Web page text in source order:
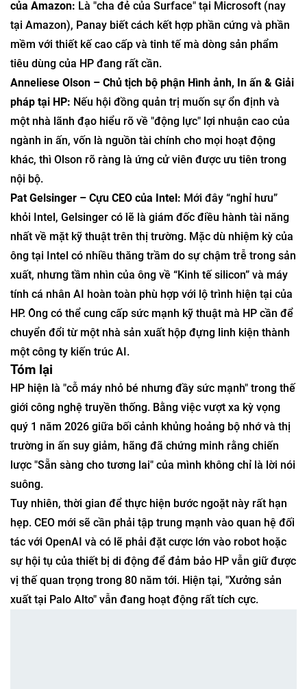
Hình ảnh do AI tạo ra
CEO tiếp theo của HP không chỉ cần là một chuyên gia kỳ
cựu trong lĩnh vực phần cứng; họ phải là người có tư duy
chiến lược về “nền tảng”. Dưới đây là ba ứng cử viên mà
Ủy ban Tìm kiếm nên xem xét:
Panos Panay – Phó Chủ tịch cấp cao, Thiết bị & Dịch vụ
của Amazon: Là "cha đẻ của Surface" tại Microsoft (nay
tại Amazon), Panay biết cách kết hợp phần cứng và phần
mềm với thiết kế cao cấp và tinh tế mà dòng sản phẩm
tiêu dùng của HP đang rất cần.
Anneliese Olson – Chủ tịch bộ phận Hình ảnh, In ấn & Giải
pháp tại HP:Nếu hội đồng quản trị muốn sự ổn định và
một nhà lãnh đạo hiểu rõ về "động lực" lợi nhuận cao của
ngành in ấn, vốn là nguồn tài chính cho mọi hoạt động
khác, thì Olson rõ ràng là ứng cử viên được ưu tiên trong
nội bộ.
Pat Gelsinger – Cựu CEO của Intel: Mới đây “nghỉ hưu”
khỏi Intel, Gelsinger có lẽ là giám đốc điều hành tài năng
nhất về mặt kỹ thuật trên thị trường. Mặc dù nhiệm kỳ của
ông tại Intel có nhiều thăng trầm do sự chậm trễ trong sản
xuất, nhưng tầm nhìn của ông về “Kinh tế silicon” và máy
tính cá nhân AI hoàn toàn phù hợp với lộ trình hiện tại của
HP. Ông có thể cung cấp sức mạnh kỹ thuật mà HP cần để
chuyển đổi từ một nhà sản xuất hộp đựng linh kiện thành
một công ty kiến ​​trúc AI.
Tóm lại
HP hiện là "cỗ máy nhỏ bé nhưng đầy sức mạnh" trong thế
giới công nghệ truyền thống. Bằng việc vượt xa kỳ vọng
quý 1 năm 2026 giữa bối cảnh khủng hoảng bộ nhớ và thị
trường in ấn suy giảm, hãng đã chứng minh rằng chiến
lược "Sẵn sàng cho tương lai" của mình không chỉ là lời nói
suông.